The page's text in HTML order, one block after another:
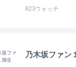
823ウォッチ
乃木坂ファン